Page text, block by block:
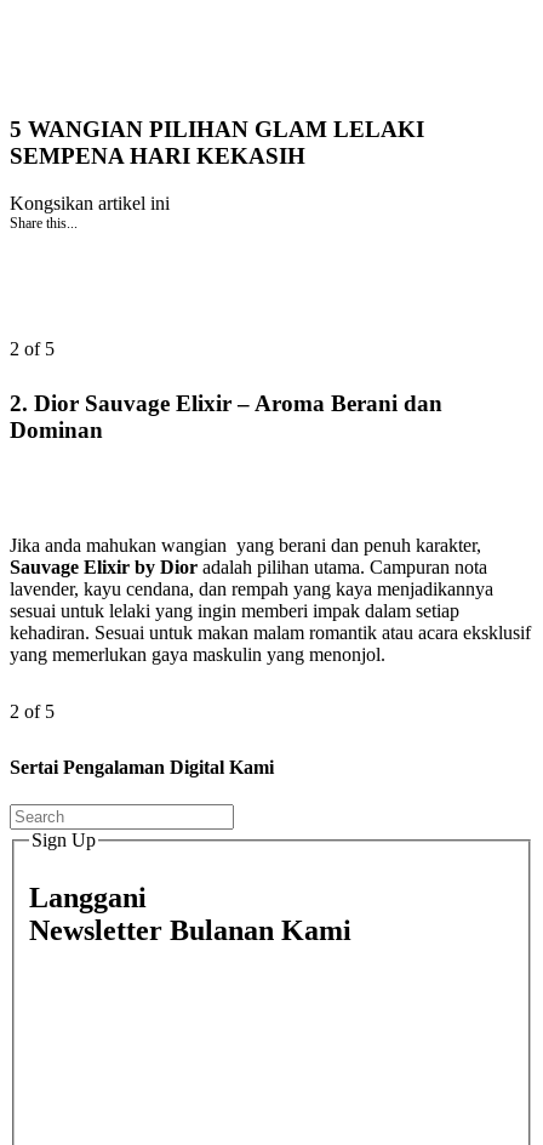
5 WANGIAN PILIHAN GLAM LELAKI
SEMPENA HARI KEKASIH
Kongsikan artikel ini
Share this...
2 of 5
2. Dior Sauvage Elixir – Aroma Berani dan
Dominan
Jika anda mahukan wangian yang berani dan penuh karakter,
Sauvage Elixir by Dior adalah pilihan utama. Campuran nota
lavender, kayu cendana, dan rempah yang kaya menjadikannya
sesuai untuk lelaki yang ingin memberi impak dalam setiap
kehadiran. Sesuai untuk makan malam romantik atau acara eksklusif
yang memerlukan gaya maskulin yang menonjol.
2 of 5
Sertai Pengalaman Digital Kami
Sign Up
Langgani
Newsletter Bulanan Kami